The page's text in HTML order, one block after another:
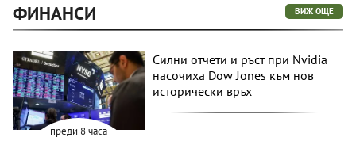
ФИНАНСИ ВИЖ ОЩЕ
преди 8 часа
Силни отчети и ръст при Nvidia
насочиха Dow Jones към нов
исторически връх